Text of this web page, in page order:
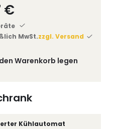
Kühlautomat
€
MwSt.zzgl. Versand
Warenkorb legen